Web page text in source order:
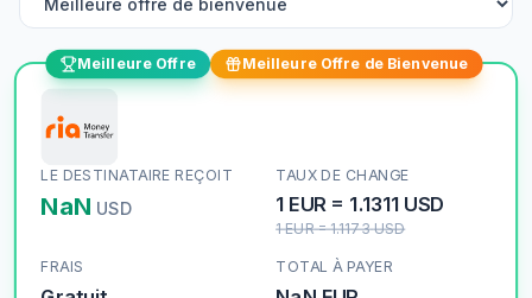
Meilleure Offre Meilleure Offre de Bienvenue
LE DESTINATAIRE REÇOIT
NaN USD
TAUX DE CHANGE
1 EUR= 1.1311 USD
1EUR=1.1173USD
FRAIS TOTAL À PAYER